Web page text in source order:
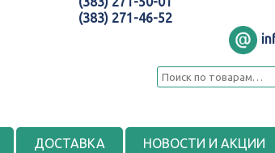
(383) 271-46-52
ДОСТАВКА НОВОСТИ И АКЦИИ